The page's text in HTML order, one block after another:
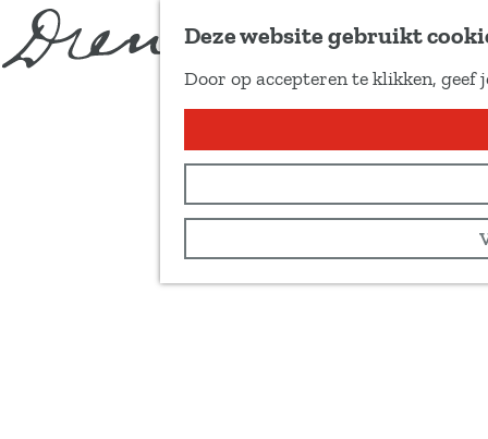
Deze website gebruikt
Door op accepteren te klikken, geef